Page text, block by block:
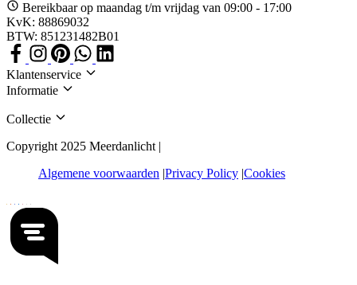
Bereikbaar op maandag t/m vrijdag van 09:00 - 17:00
KvK: 88869032
BTW: 851231482B01
Klantenservice
Informatie
Collectie
Copyright 2025 Meerdanlicht |
Algemene voorwaarden Privacy Policy Cookies